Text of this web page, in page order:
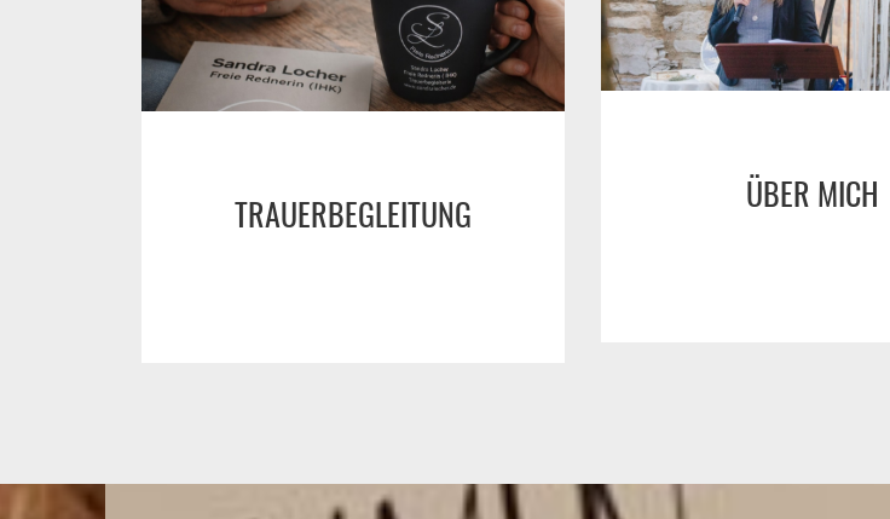
TRAUERBEGLEITUNG ÜBER MICH